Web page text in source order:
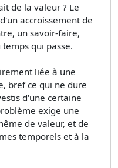
de la valeur ? Le
accroissement de
un savoir-faire,
qui passe.
liée à une
bref ce qui ne dure
d'une certaine
exige une
de valeur, et de
temporels et à la